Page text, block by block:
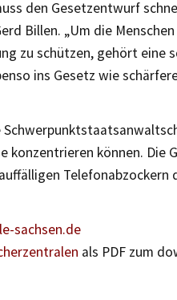
den Gesetzentwurf
Billen. „Um die
zu schützen, gehört eine
ins Gesetz wie
konzentrieren können. Die
Telefonabzockern
sachsen.de
als PDF zum